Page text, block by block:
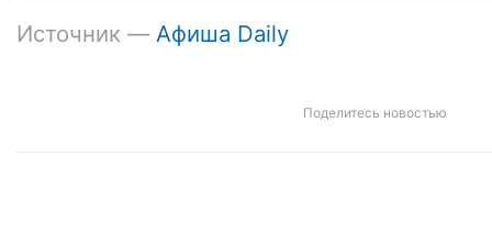
Источник — Афиша Daily
Поделитесь новостью